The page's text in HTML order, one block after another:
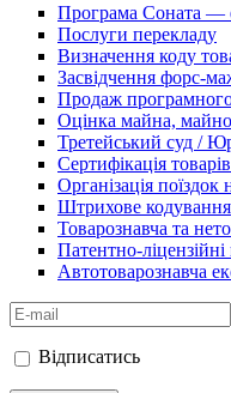
Програма Соната —
Послуги перекладу
Визначення коду
Засвідчення форс-
Продаж
Оцінка майна,
Третейський суд /
Cертифікація
Організація поїздок
Штрихове кодування
Товарознавча та
Патентно-
Автотоварознавча
Відписатись